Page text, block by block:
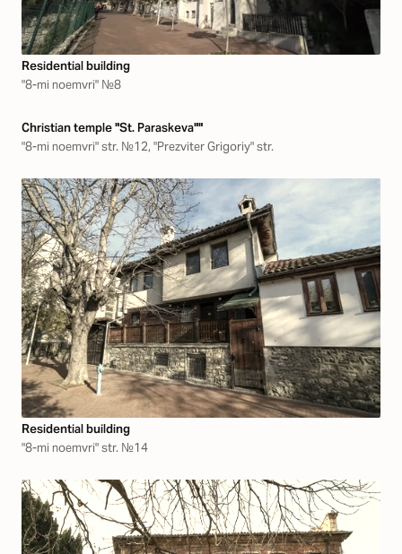
Residential building
"8-mi noemvri" №8
Christian temple "St. Paraskeva""
"8-mi noemvri" str. №12, "Prezviter Grigoriy" str.
Residential building
"8-mi noemvri" str. №14